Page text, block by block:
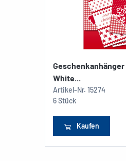
White...
Artikel-Nr. 15274
6 Stück
Kaufen